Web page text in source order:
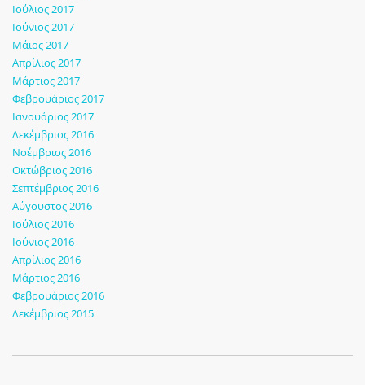
Ιούλιος 2017
Ιούνιος 2017
Μάιος 2017
Απρίλιος 2017
Μάρτιος 2017
Φεβρουάριος 2017
Ιανουάριος 2017
Δεκέμβριος 2016
Νοέμβριος 2016
Οκτώβριος 2016
Σεπτέμβριος 2016
Αύγουστος 2016
Ιούλιος 2016
Ιούνιος 2016
Απρίλιος 2016
Μάρτιος 2016
Φεβρουάριος 2016
Δεκέμβριος 2015